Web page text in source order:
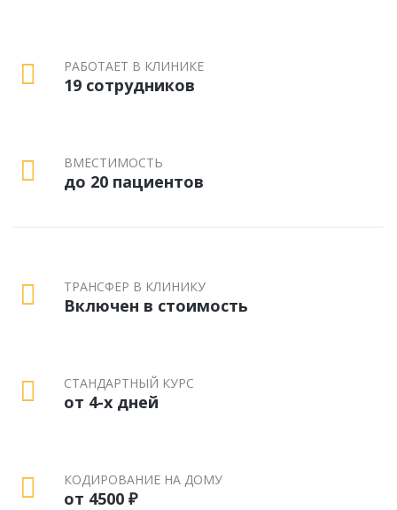
РАБОТАЕТ В КЛИНИКЕ
19 сотрудников
ВМЕСТИМОСТЬ
до 20 пациентов
ТРАНСФЕР В КЛИНИКУ
Включен в стоимость
СТАНДАРТНЫЙ КУРС
от 4-х дней
КОДИРОВАНИЕ НА ДОМУ
от 4500 ₽